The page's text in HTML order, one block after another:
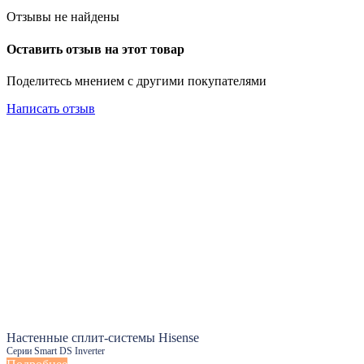
Отзывы не найдены
Оставить отзыв на этот товар
Поделитесь мнением с другими покупателями
Написать отзыв
Настенные сплит-системы Hisense
Серии Smart DS Inverter